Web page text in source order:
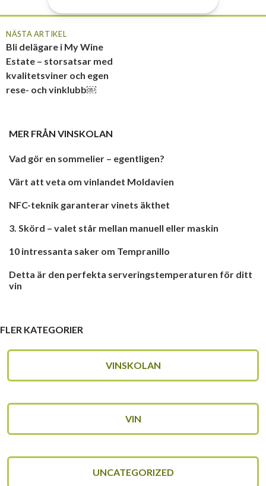
NÄSTA ARTIKEL
Bli delägare i My Wine
Estate – storsatsar med
kvalitetsviner och egen
rese- och vinklubb￼
MER FRÅN VINSKOLAN
Vad gör en sommelier – egentligen?
Värt att veta om vinlandet Moldavien
NFC-teknik garanterar vinets äkthet
3. Skörd – valet står mellan manuell eller maskin
10 intressanta saker om Tempranillo
Detta är den perfekta serveringstemperaturen för ditt
vin
FLER KATEGORIER
VINSKOLAN
VIN
UNCATEGORIZED